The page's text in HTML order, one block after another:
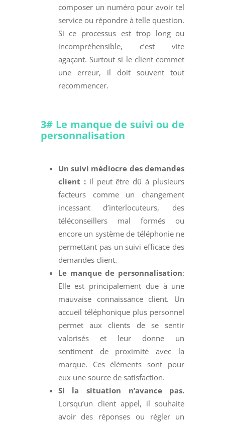
composer un numéro pour avoir tel
service ou répondre à telle question.
Si ce processus est trop long ou
incompréhensible, c’est vite
agaçant. Surtout si le client commet
une erreur, il doit souvent tout
recommencer.
3# Le manque de suivi ou de
personnalisation
Un suivi médiocre des demandes
client :il peut être dû à plusieurs
facteurs comme un changement
incessant d’interlocuteurs, des
téléconseillers mal formés ou
encore un système de téléphonie ne
permettant pas un suivi efficace des
demandes client.
Le manque de personnalisation:
Elle est principalement due à une
mauvaise connaissance client. Un
accueil téléphonique plus personnel
permet aux clients de se sentir
valorisés et leur donne un
sentiment de proximité avec la
marque. Ces éléments sont pour
eux une source de satisfaction.
Si la situation n’avance pas.
Lorsqu’un client appel, il souhaite
avoir des réponses ou régler un